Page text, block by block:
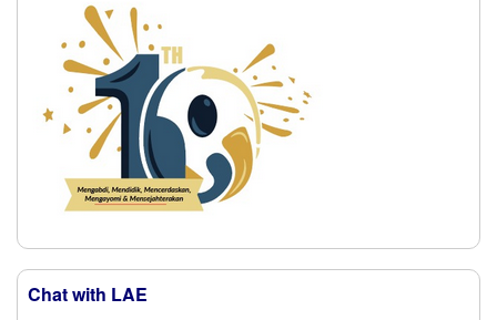
Chat with LAE